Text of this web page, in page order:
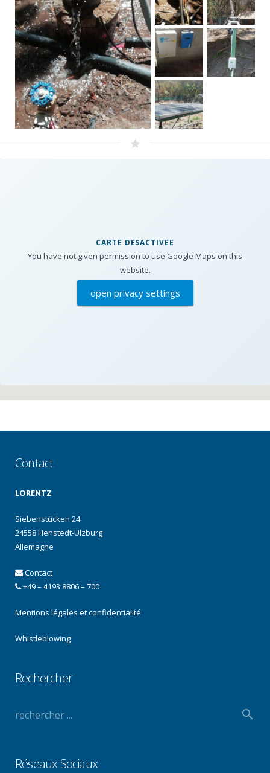
CARTE DESACTIVEE
You have not given permission to use Google Maps on this
website.
open privacy settings
Contact
LORENTZ
Siebenstücken 24
24558 Henstedt-Ulzburg
Allemagne
Contact
+49 – 4193 8806 – 700
Mentions légales et confidentialité
Whistleblowing
Rechercher
Réseaux Sociaux